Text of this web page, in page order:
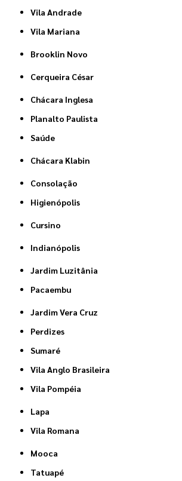
Vila Andrade
Vila Mariana
Brooklin Novo
Cerqueira César
Chácara Inglesa
Planalto Paulista
Saúde
Chácara Klabin
Consolação
Higienópolis
Cursino
Indianópolis
Jardim Luzitânia
Pacaembu
Jardim Vera Cruz
Perdizes
Sumaré
Vila Anglo Brasileira
Vila Pompéia
Lapa
Vila Romana
Mooca
Tatuapé